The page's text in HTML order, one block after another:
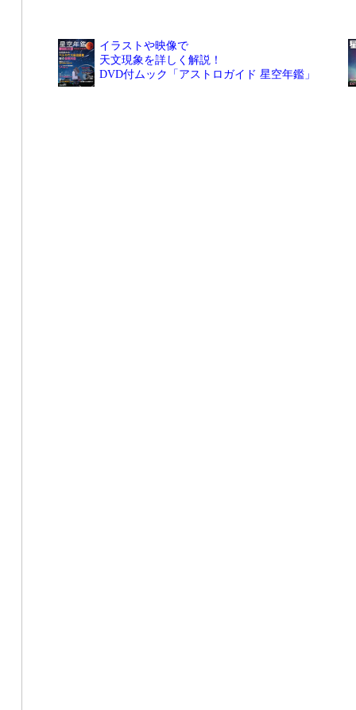
イラストや映像で
天文現象を詳しく解説！
DVD付ムック「アストロガイド 星空年鑑」